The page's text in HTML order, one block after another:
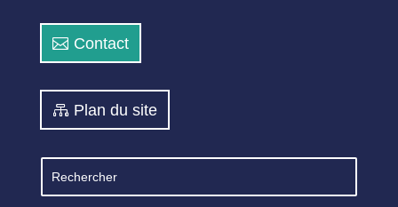
Contact
Plan du site